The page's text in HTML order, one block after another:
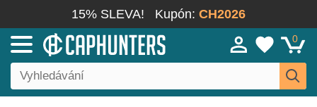
15% SLEVA! Kupón: CH2026
0